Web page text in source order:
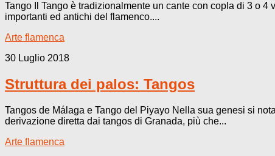
Tango Il Tango è tradizionalmente un cante con copla di 3 o
importanti ed antichi del flamenco....
Arte flamenca
30 Luglio 2018
Struttura dei palos: Tangos
Tangos de Málaga e Tango del Piyayo Nella sua genesi si
derivazione diretta dai tangos di Granada, più che...
Arte flamenca